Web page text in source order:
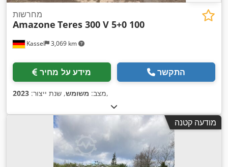
Kassel 3,069 km
מחרשות
Amazone Teres 300 V 5+0 100
מידע על מחיר התקשר
מצב: משומש, שנת ייצור: 2023 ,
מודעה קטנה